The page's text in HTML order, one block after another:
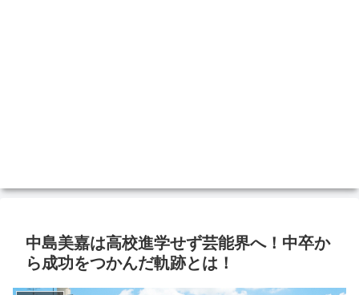
中島美嘉は高校進学せず芸能界へ！中卒か
ら成功をつかんだ軌跡とは！